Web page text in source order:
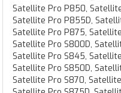
Satellite Pro P850,
Satellite Pro P855D,
Satellite Pro P875,
Satellite Pro S800D,
Satellite Pro S845,
Satellite Pro S850D,
Satellite Pro S870,